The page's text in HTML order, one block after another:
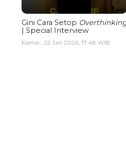
Gini Cara Setop
| Special Interview
Kamis , 22 Jan 2026, 17:48 WIB